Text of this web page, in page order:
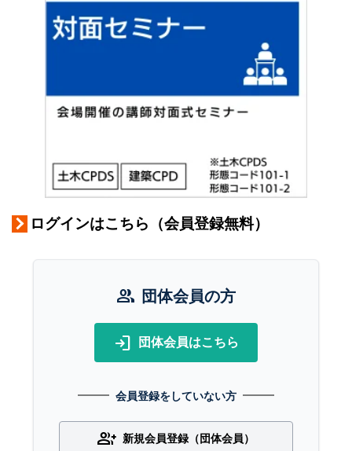
ログインはこちら（会員登録無料）
group 団体会員の方
login 団体会員はこちら
会員登録をしていない方
group_add 新規会員登録（団体会員）